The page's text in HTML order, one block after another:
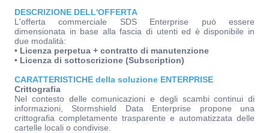
DESCRIZIONE DELL'OFFERTA
L'offerta commerciale SDS Enterprise può essere
dimensionata in base alla fascia di utenti ed è disponibile in
due modalità:
• Licenza perpetua + contratto di manutenzione
• Licenza di sottoscrizione (Subscription)
CARATTERISTICHE della soluzione ENTERPRISE
Crittografia
Nel contesto delle comunicazioni e degli scambi continui di
informazioni, Stormshield Data Enterprise propone una
crittografia completamente trasparente e automatizzata delle
cartelle locali o condivise.